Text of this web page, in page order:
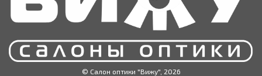
© Салон оптики "Вижу", 2026